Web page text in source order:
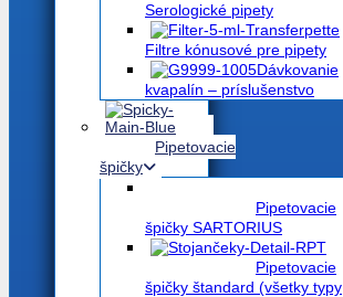
Serologické pipety
Filtre kónusové pre pipety
Dávkovanie
kvapalín – príslušenstvo
Pipetovacie
špičky
Pipetovacie
špičky SARTORIUS
Pipetovacie
špičky štandard (všetky typy